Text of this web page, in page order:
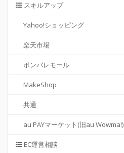
スキルアップ
Yahoo!ショッピング
楽天市場
ポンパレモール
MakeShop
共通
au PAYマーケット(旧au Wowma!)
EC運営相談